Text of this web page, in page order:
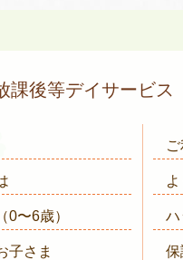
課後等デイサービス
（0〜6歳）
子さま
ハ
保